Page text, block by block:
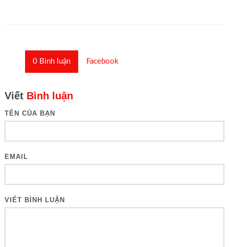
0Bình luận Facebook
Viết Bình luận
TÊN CỦA BẠN
EMAIL
VIẾT BÌNH LUẬN